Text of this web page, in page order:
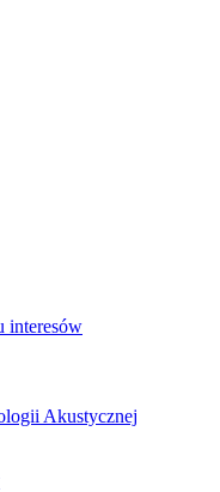
interesów
Akustycznej